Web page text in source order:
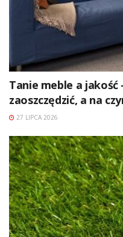
Tanie meble a jakość
zaoszczędzić, a na
27 LIPCA 2026